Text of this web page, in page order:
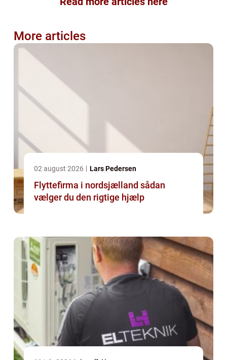
More articles
02 august 2026 Lars Pedersen
Flyttefirma i nordsjælland sådan
vælger du den rigtige hjælp